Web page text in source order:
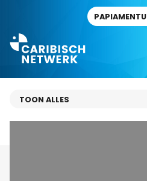
PAPIAMENTU